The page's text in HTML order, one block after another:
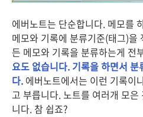
에버노트는 단순합니다. 메모를
메모와 기록에 분류기준(태그)을
든 메모와 기록을 분류하는게 전
요도 없습니다. 기록을 하면서
다. 에버노트에서는 이런 기록
고 부릅니다. 노트를 여러개 모
니다. 참 쉽죠?